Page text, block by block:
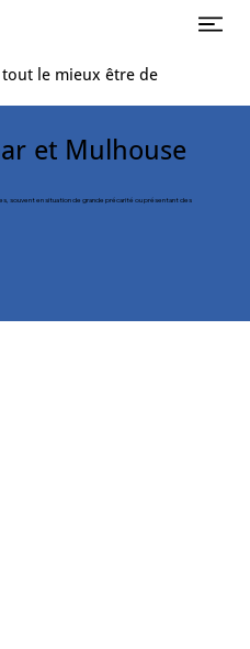
le mieux être de
et Mulhouse
souvent en situation de grande précarité ou présentant des